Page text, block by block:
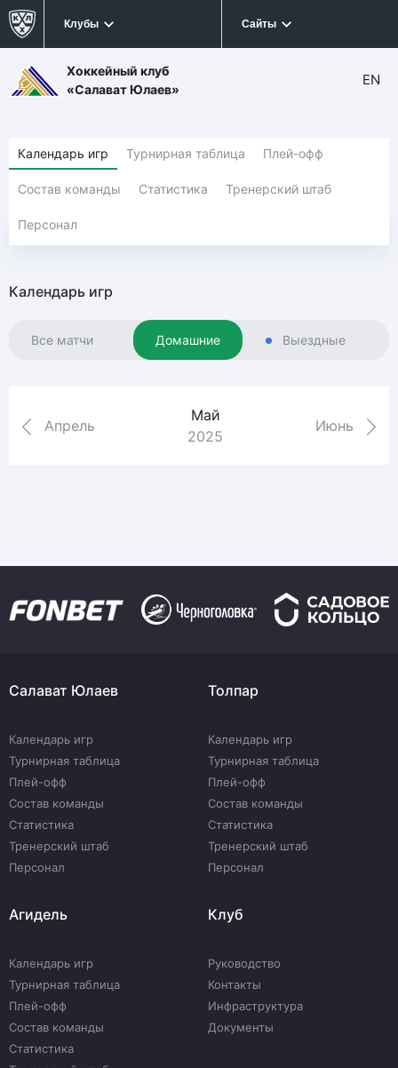
Клубы Сайты
Хоккейный клуб
«Салават Юлаев»
EN
Календарь игр Турнирная таблица Плей-офф
Состав команды Статистика Тренерский штаб
Персонал
Календарь игр
Все матчи Домашние Выездные
Апрель
Май
2025
Июнь
Салават Юлаев
Календарь игр
Турнирная таблица
Плей-офф
Состав команды
Статистика
Тренерский штаб
Персонал
Толпар
Календарь игр
Турнирная таблица
Плей-офф
Состав команды
Статистика
Тренерский штаб
Персонал
Агидель
Календарь игр
Турнирная таблица
Плей-офф
Состав команды
Статистика
Клуб
Руководство
Контакты
Инфраструктура
Документы